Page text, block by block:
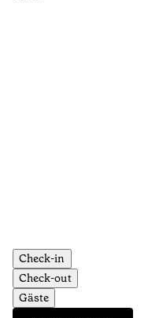
Check-in
Check-out
Gäste